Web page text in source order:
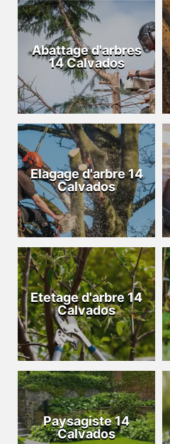
Abattage d'arbres
14 Calvados
Elagage d'arbre 14
Calvados
Etetage d'arbre 14
Calvados
Paysagiste 14
Calvados